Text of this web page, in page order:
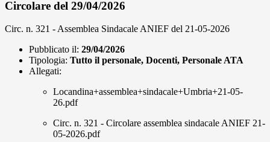
Circolare del 29/04/2026
Circ. n. 321 - Assemblea Sindacale ANIEF del 21-05-2026
Pubblicato il: 29/04/2026
Tipologia: Tutto il personale, Docenti, Personale ATA
Allegati:
Locandina+assemblea+sindacale+Umbria+21-05-
26.pdf
Circ. n. 321 - Circolare assemblea sindacale ANIEF 21-
05-2026.pdf